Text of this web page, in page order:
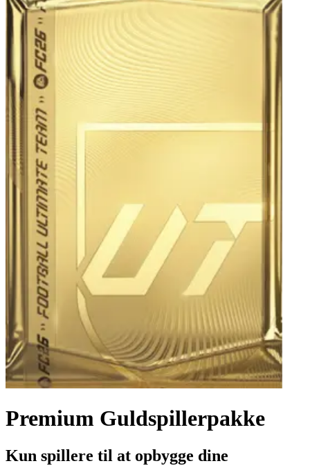
Premium Guldspillerpakke
Kun spillere til at opbygge dine